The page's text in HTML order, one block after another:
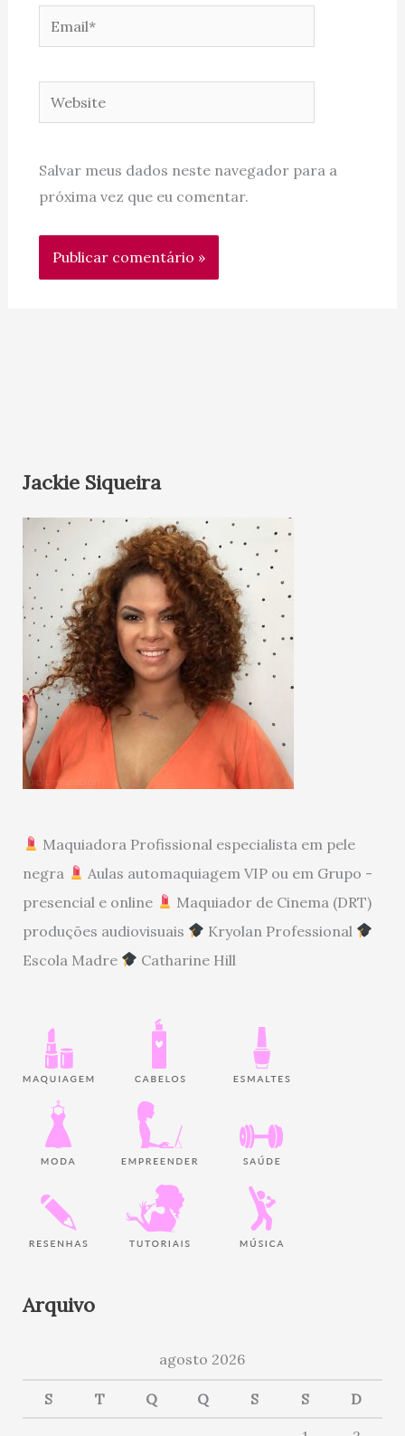
Website
Salvar meus dados neste navegador para a
próxima vez que eu comentar.
Jackie Siqueira
Maquiadora Profissional especialista em pele
negra
Aulas automaquiagem VIP ou em Grupo -
presencial e online
Maquiador de Cinema (DRT)
produções audiovisuais
Kryolan Professional
Escola Madre
Catharine Hill
Arquivo
agosto 2026
S T Q Q S S D